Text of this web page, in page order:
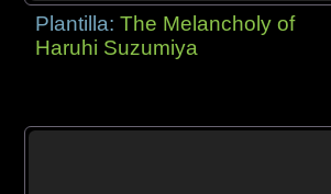
Plantilla:The Melancholy of
Haruhi Suzumiya